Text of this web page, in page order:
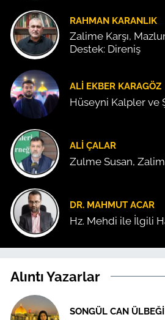
RAHMAN KARANLIK
Zalime Karşı,
Destek: Direniş
ALI EKBER KARAGÖZ
Hüseyni Kalpler ve
ALI ÇALAR
Zulme Susan,
DR. MAHMUT ACAR
Hz. Mehdi ile İlgili
Alıntı Yazarlar
SONGÜL CAN ÜLBEĞI